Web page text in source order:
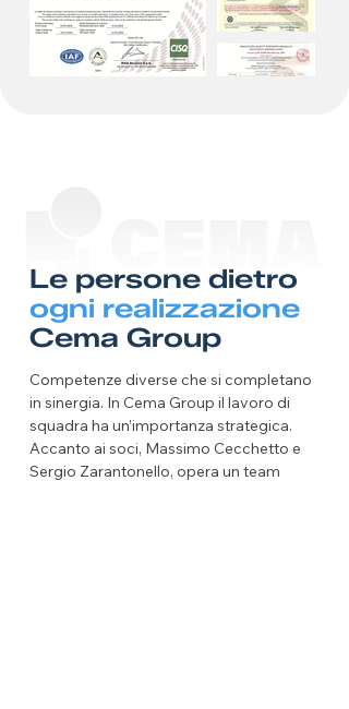
Competenze diverse che si completano
in sinergia. In Cema Group il lavoro di
squadra ha un’importanza strategica.
Accanto ai soci, Massimo Cecchetto e
Sergio Zarantonello, opera un team
Le persone dietro
ogni realizzazione
Cema Group